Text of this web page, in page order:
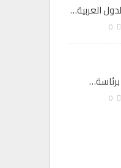
العربية…